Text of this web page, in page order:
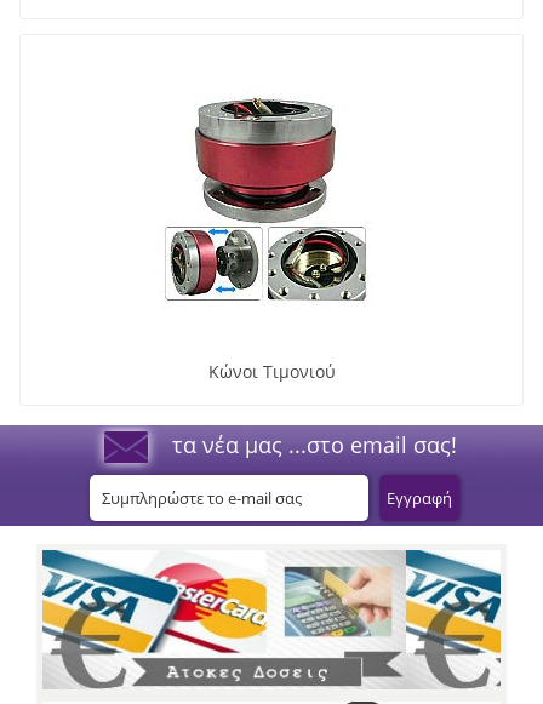
Κώνοι Τιμονιού
τα νέα μας ...στο email σας!